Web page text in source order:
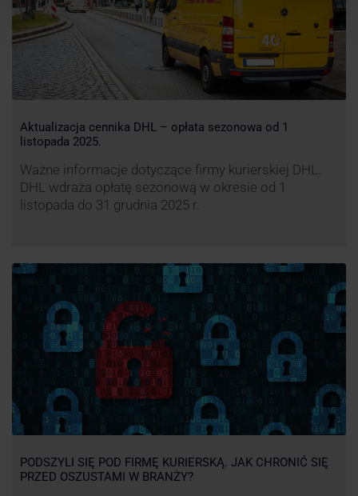
Aktualizacja cennika DHL – opłata sezonowa od 1
listopada 2025.
Ważne informacje dotyczące firmy kurierskiej DHL.
DHL wdraża opłatę sezonową w okresie od 1
listopada do 31 grudnia 2025 r.
PODSZYLI SIĘ POD FIRMĘ KURIERSKĄ. JAK CHRONIĆ SIĘ
PRZED OSZUSTAMI W BRANŻY?